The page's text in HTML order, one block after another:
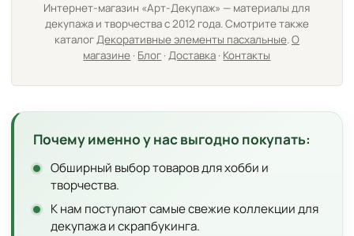
Интернет-магазин «Арт-Декупаж» — материалы для
декупажа и творчества с 2012 года. Смотрите также
каталогДекоративные элементы пасхальные.О
магазине · Блог ·Доставка · Контакты
Почему именно у нас выгодно покупать:
Обширный выбор товаров для хобби и
творчества.
К нам поступают самые свежие коллекции для
декупажа и скрапбукинга.